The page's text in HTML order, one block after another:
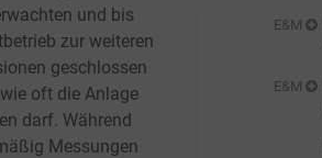
und bis
zur weiteren
geschlossen
oft die Anlage
darf. Während
Messungen
E&M
E&M